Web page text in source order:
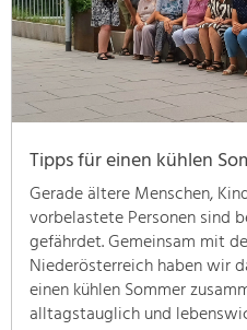
geben
wir
hier
eine
unsere
Für
mehr
einfach
das
Tipps für einen kühlen
Gerade ältere Menschen,
vorbelastete Personen sind
gefährdet. Gemeinsam mit
Niederösterreich haben wir
einen kühlen Sommer
alltagstauglich und